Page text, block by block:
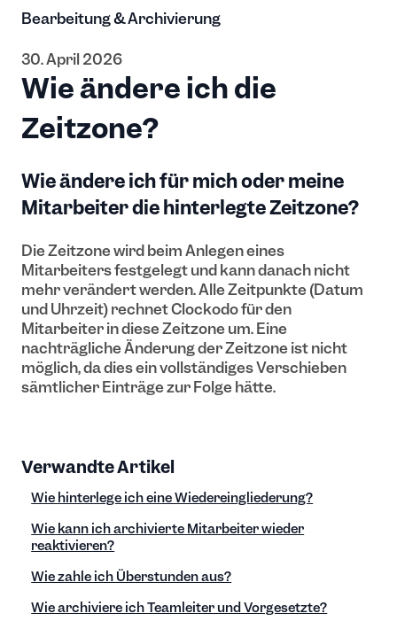
Bearbeitung & Archivierung
30. April 2026
Wie ändere ich die
Zeitzone?
Wie ändere ich für mich oder meine
Mitarbeiter die hinterlegte Zeitzone?
Die Zeitzone wird beim Anlegen eines
Mitarbeiters festgelegt und kann danach nicht
mehr verändert werden. Alle Zeitpunkte (Datum
und Uhrzeit) rechnet Clockodo für den
Mitarbeiter in diese Zeitzone um. Eine
nachträgliche Änderung der Zeitzone ist nicht
möglich, da dies ein vollständiges Verschieben
sämtlicher Einträge zur Folge hätte.
Verwandte Artikel
Wie hinterlege ich eine Wiedereingliederung?
Wie kann ich archivierte Mitarbeiter wieder
reaktivieren?
Wie zahle ich Überstunden aus?
Wie archiviere ich Teamleiter und Vorgesetzte?